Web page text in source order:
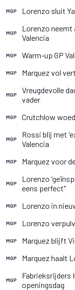
MGP Lorenzo sluit
MGP
Lorenzo neemt
Valencia
MGP Warm-up GP
MGP Marquez vol
MGP
Vreugdevolle
vader
MGP Crutchlow
MGP
Rossi blij met
Valencia
MGP Marquez voor
MGP
Lorenzo
eens perfect"
MGP Lorenzo in
MGP Lorenzo
MGP Marquez blijft
MGP Marquez haalt
MGP
Fabrieksrijders
openingsdag